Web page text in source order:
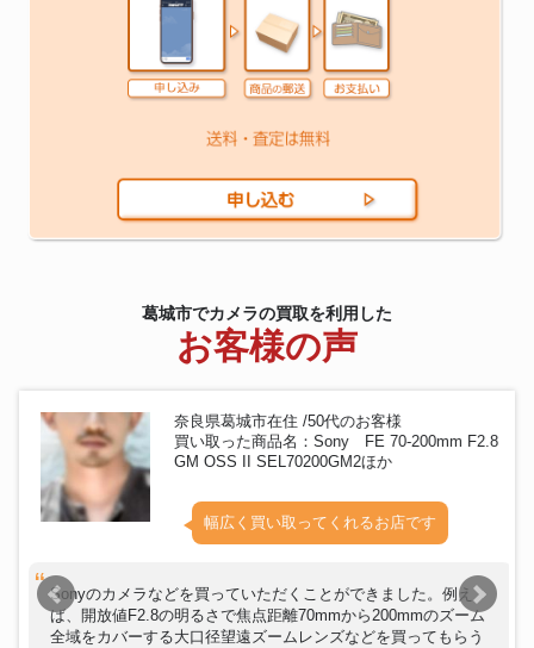
葛城市でカメラの買取を利用した
お客様の声
奈良県葛城市在住 /50代のお客様
買い取った商品名：Sony FE 70-200mm F2.8
GM OSS II SEL70200GM2ほか
幅広く買い取ってくれるお店です
Sonyのカメラなどを買っていただくことができました。例え
ば、開放値F2.8の明るさで焦点距離70mmから200mmのズーム
全域をカバーする大口径望遠ズームレンズなどを買ってもらう